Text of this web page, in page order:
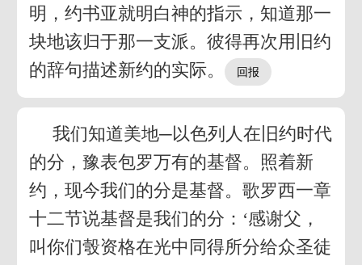
明，约书亚就明白神的指示，知道那一
块地该归于那一支派。彼得再次用旧约
的辞句描述新约的实际。
我们知道美地─以色列人在旧约时代
的分，豫表包罗万有的基督。照着新
约，现今我们的分是基督。歌罗西一章
十二节说基督是我们的分：‘感谢父，
叫你们彀资格在光中同得所分给众圣徒